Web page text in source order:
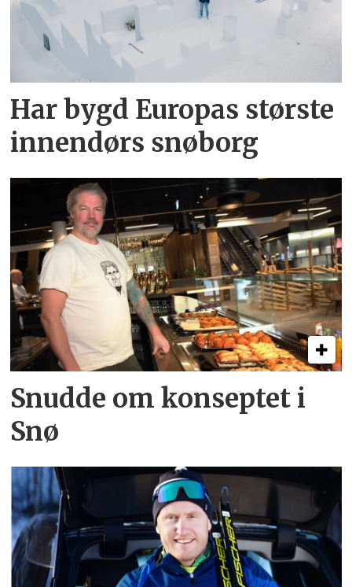
Har bygd Europas største
innendørs snøborg
Snudde om konseptet i
Snø